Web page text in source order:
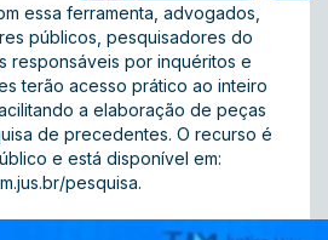
essa ferramenta, advogados,
públicos, pesquisadores do
responsáveis por inquéritos e
terão acesso prático ao inteiro
a elaboração de peças
de precedentes. O recurso é
e está disponível em:
pesquisa.